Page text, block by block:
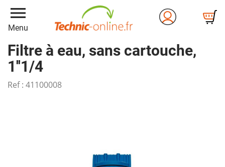
menu
Menu
Filtre à eau, sans cartouche,
1''1/4
Ref : 41100008